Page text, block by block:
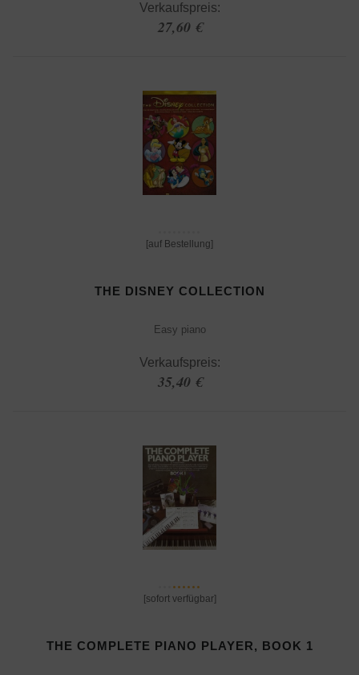
Verkaufspreis:
27,60 €
[auf Bestellung]
THE DISNEY COLLECTION
Easy piano
Verkaufspreis:
35,40 €
[sofort verfügbar]
THE COMPLETE PIANO PLAYER, BOOK 1